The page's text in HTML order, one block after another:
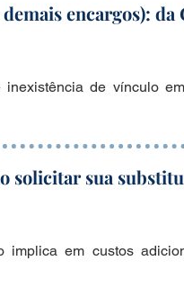
encargos): da
de vínculo
solicitar sua
em custos